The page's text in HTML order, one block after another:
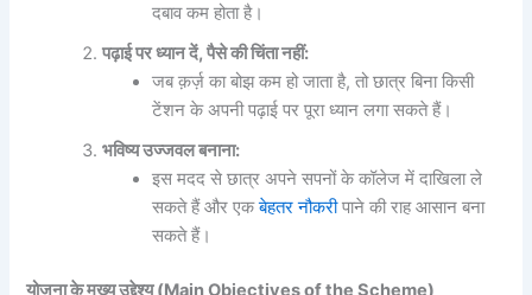
दबाव कम होता है।
पढ़ाई पर ध्यान दें, पैसे की चिंता नहीं:
जब क़र्ज़ का बोझ कम हो जाता है, तो छात्र बिना किसी
टेंशन के अपनी पढ़ाई पर पूरा ध्यान लगा सकते हैं।
भविष्य उज्जवल बनाना:
इस मदद से छात्र अपने सपनों के कॉलेज में दाखिला ले
सकते हैं और एकबेहतर नौकरीपाने की राह आसान बना
सकते हैं।
योजना के मुख्य उद्देश्य (Main Objectives of the Scheme)